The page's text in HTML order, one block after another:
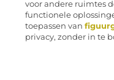
voor andere ruimtes
functionele
toepassen van
privacy, zonder in te